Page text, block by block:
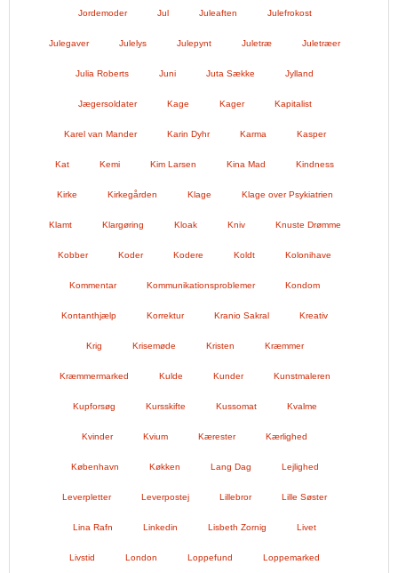
Jordemoder Jul Juleaften Julefrokost
Julegaver Julelys Julepynt Juletræ Juletræer
Julia Roberts Juni Juta Sække Jylland
Jægersoldater Kage Kager Kapitalist
Karel van Mander Karin Dyhr Karma Kasper
Kat Kemi Kim Larsen Kina Mad Kindness
Kirke Kirkegården Klage Klage over Psykiatrien
Klamt Klargøring Kloak Kniv Knuste Drømme
Kobber Koder Kodere Koldt Kolonihave
Kommentar Kommunikationsproblemer Kondom
Kontanthjælp Korrektur Kranio Sakral Kreativ
Krig Krisemøde Kristen Kræmmer
Kræmmermarked Kulde Kunder Kunstmaleren
Kupforsøg Kursskifte Kussomat Kvalme
Kvinder Kvium Kærester Kærlighed
København Køkken Lang Dag Lejlighed
Leverpletter Leverpostej Lillebror Lille Søster
Lina Rafn Linkedin Lisbeth Zornig Livet
Livstid London Loppefund Loppemarked